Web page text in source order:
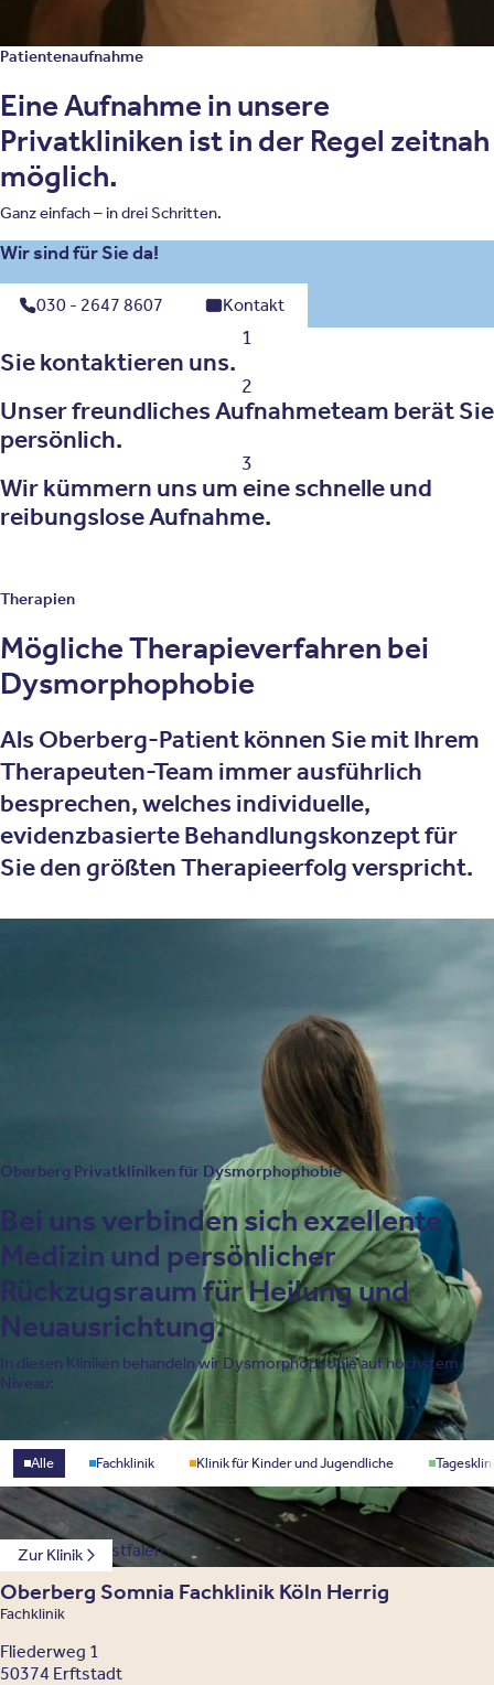
Patientenaufnahme
Eine Aufnahme in unsere
Privatkliniken ist in der Regel zeitnah
möglich.
Ganz einfach – in drei Schritten.
Wir sind für Sie da!
030 - 2647 8607 Kontakt
1
Sie kontaktieren uns.
2
Unser freundliches Aufnahmeteam berät Sie
persönlich.
3
Wir kümmern uns um eine schnelle und
reibungslose Aufnahme.
Therapien
Mögliche Therapieverfahren bei
Dysmorphophobie
Als Oberberg-Patient können Sie mit Ihrem
Therapeuten-Team immer ausführlich
besprechen, welches individuelle,
evidenzbasierte Behandlungskonzept für
Sie den größten Therapieerfolg verspricht.
Zur Behandlung von Dysmorphophobie setzen wir unter
Biologische Therapieverfahren
Oberberg Privatkliniken für Dysmorphophobie
Bei uns verbinden sich exzellente
Medizin und persönlicher
Rückzugsraum für Heilung und
Neuausrichtung.
In diesen Kliniken behandeln wir Dysmorphophobie auf höchstem
Niveau:
Standorttyp
Alle Fachklinik Klinik für Kinder und Jugendliche
Zur Klinik
Nordrhein-Westfalen
Oberberg Somnia Fachklinik Köln Herrig
Fachklinik
Fliederweg 1
50374 Erftstadt